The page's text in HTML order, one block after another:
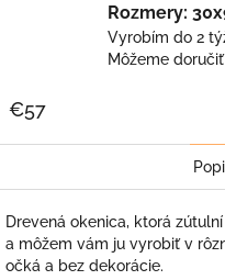
Rozmery:
Vyrobím do 2
Môžeme
€57
Drevená okenica, ktorá
a môžem vám ju vyrobiť v
očká a bez dekorácie.